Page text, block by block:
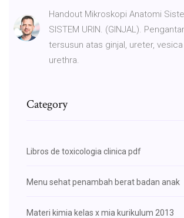
Handout Mikroskopi Anatomi
SISTEM URIN. (GINJAL).
tersusun atas ginjal, ureter, vesica
urethra.
Category
Libros de toxicologia clinica pdf
Menu sehat penambah berat badan anak
Materi kimia kelas x mia kurikulum 2013